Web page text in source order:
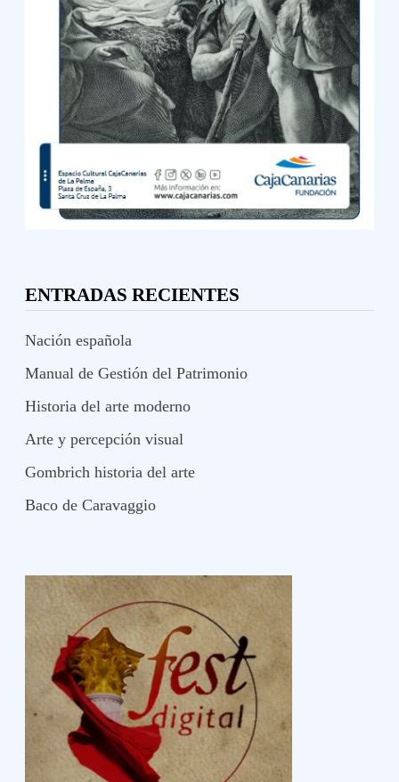
ENTRADAS RECIENTES
Nación española
Manual de Gestión del Patrimonio
Historia del arte moderno
Arte y percepción visual
Gombrich historia del arte
Baco de Caravaggio